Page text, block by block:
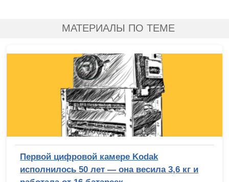
МАТЕРИАЛЫ ПО ТЕМЕ
Первой цифровой камере Kodak
исполнилось 50 лет — она весила 3,6 кг и